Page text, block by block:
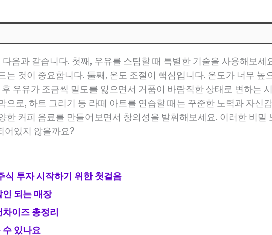
음과 같습니다. 첫째, 우유를 스팀할 때 특별한 기술을 사용해보
는 것이 중요합니다. 둘째, 온도 조절이 핵심입니다. 온도가 너무 높
우유가 조금씩 밀도를 잃으면서 거품이 바람직한 상태로 변하는
으로, 하트 그리기 등 라떼 아트를 연습할 때는 꾸준한 노력과 자신
한 커피 음료를 만들어보면서 창의성을 발휘해보세요. 이러한 비
어있지 않을까요?
식 투자 시작하기 위한 첫걸음
되는 매장
이즈 총정리
있나요